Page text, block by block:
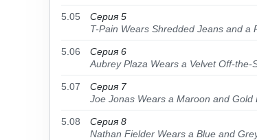
5.05
Серия 5
T-Pain Wears Shredded Jeans and a
5.06
Серия 6
Aubrey Plaza Wears a Velvet Off-
5.07
Серия 7
Joe Jonas Wears a Maroon and
5.08
Серия 8
Nathan Fielder Wears a Blue and